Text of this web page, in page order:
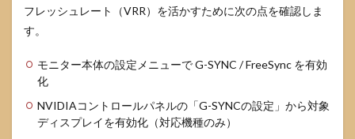
示さ
7
モニター・
Surround・
フレッシュレート（VRR）を活かすために次の点を確認しま
す。
モニター本体の設定メニューで G-SYNC / FreeSync を有効
化
NVIDIAコントロールパネルの「G-SYNCの設定」から対象
ディスプレイを有効化（対応機種のみ）